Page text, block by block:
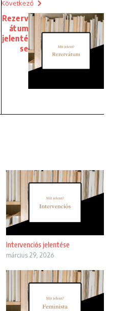
Következő
Rezerv
átum
jelenté
se
Intervenciós jelentése
március 29, 2026